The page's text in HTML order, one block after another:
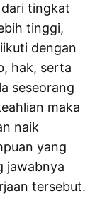
tingkat
tinggi,
dengan
hak, serta
seseorang
maka
naik
yang
jawabnya
tersebut.